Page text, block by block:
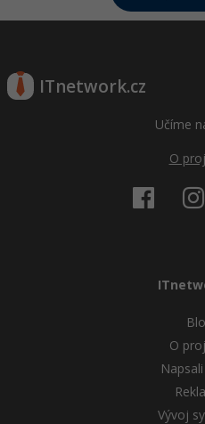
ITnetwork.cz
Učíme
O
O
Vývoj